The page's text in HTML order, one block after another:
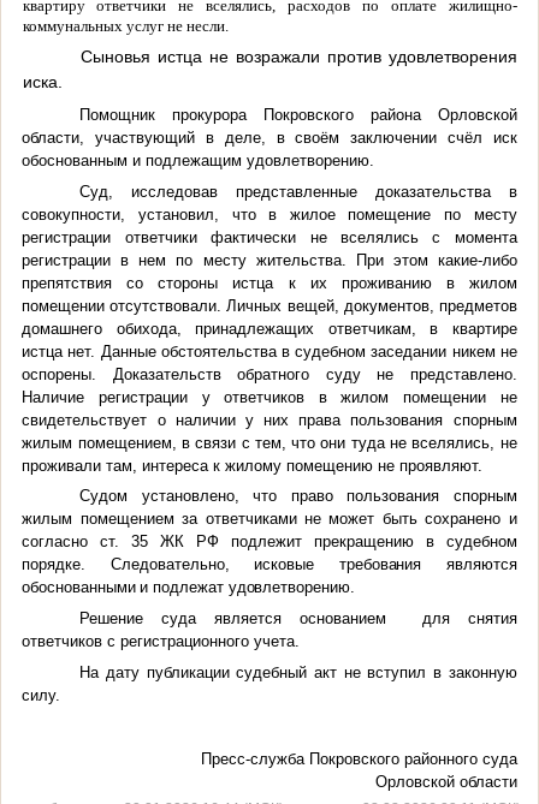
квартиру ответчики не вселялись, расходов по оплате жилищно-
коммунальных услуг не несли.
Сыновья истца не возражали против удовлетворения
иска.
Помощник прокурора Покровского района Орловской
области, участвующий в деле, в своём заключении счёл иск
обоснованным и подлежащим удовлетворению.
Суд, исследовав представленные доказательства в
совокупности, установил, что в жилое помещение по месту
регистрации ответчики фактически не вселялись с момента
регистрации в нем по месту жительства. При этом какие-либо
препятствия со стороны истца к их проживанию в жилом
помещении отсутствовали. Личных вещей, документов, предметов
домашнего обихода, принадлежащих ответчикам, в квартире
истца нет. Данные обстоятельства в судебном заседании никем не
оспорены. Доказательств обратного суду не представлено.
Наличие регистрации у ответчиков в жилом помещении не
свидетельствует о наличии у них права пользования спорным
жилым помещением, в связи с тем, что они туда не вселялись, не
проживали там, интереса к жилому помещению не проявляют.
Судом установлено, что право пользования спорным
жилым помещением за ответчиками не может быть сохранено и
согласно ст. 35 ЖК РФ подлежит прекращению в судебном
порядке.Следовательно, исковые требования являются
обоснованными и подлежат удовлетворению.
Решение суда является основанием для снятия
ответчиков с регистрационного учета.
На дату публикации судебный акт не вступил в законную
силу.
Пресс-служба Покровского районного суда
Орловской области